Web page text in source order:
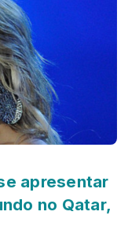
apresentar
no Qatar,